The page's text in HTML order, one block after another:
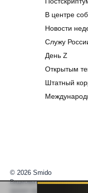
В центре
Новости
Служу
День Z
Открытым
Штатный
© 2026 Smido
Видеоматериалы